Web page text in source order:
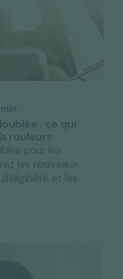
min
: ce qui
rouleurs
pour les
les nouveaux
et les